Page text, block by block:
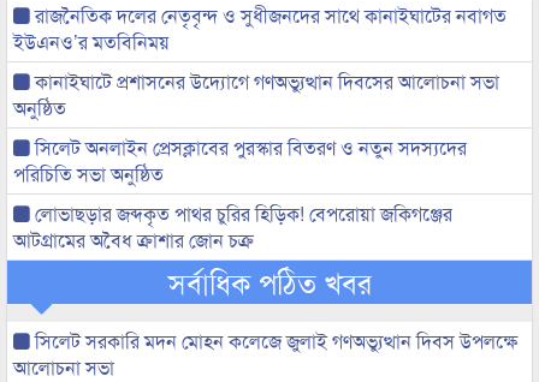
রাজনৈতিক দলের নেতৃবৃন্দ ও সুধীজনদের সাথে কানাইঘাটের নবাগত
ইউএনও’র মতবিনিময়
কানাইঘাটে প্রশাসনের উদ্যোগে গণঅভ্যুত্থান দিবসের আলোচনা সভা
অনুষ্ঠিত
সিলেট অনলাইন প্রেসক্লাবের পুরস্কার বিতরণ ও নতুন সদস্যদের
পরিচিতি সভা অনুষ্ঠিত
লোভাছড়ার জব্দকৃত পাথর চুরির হিড়িক! বেপরোয়া জকিগঞ্জের
আটগ্রামের অবৈধ ক্রাশার জোন চক্র
সর্বাধিক পঠিত খবর
সিলেট সরকারি মদন মোহন কলেজে জুলাই গণঅভ্যুত্থান দিবস উপলক্ষে
আলোচনা সভা